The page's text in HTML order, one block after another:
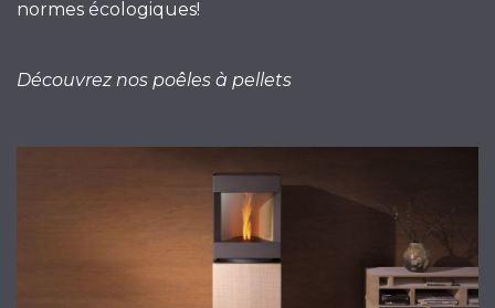
normes écologiques!
Découvrez nos poêles à pellets